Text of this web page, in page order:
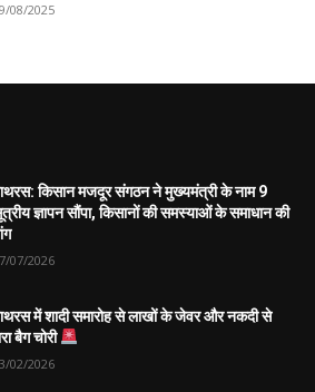
08/2025
किसान मजदूर संगठन ने मुख्यमंत्री के नाम 9
ज्ञापन सौंपा, किसानों की समस्याओं के समाधान की
07/2026
में शादी समारोह से लाखों के जेवर और नकदी से
बैग चोरी
02/2026